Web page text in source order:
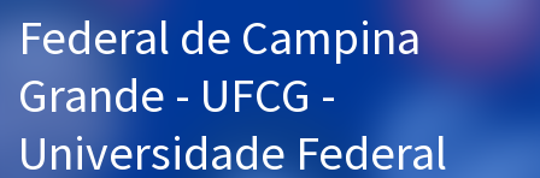
Pós
Graduação
OAB
Federal de Campina
Grande - UFCG -
Universidade Federal